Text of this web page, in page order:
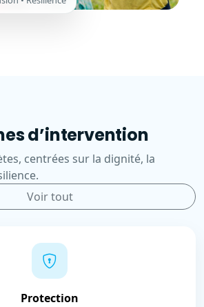
d’intervention
centrées sur la dignité, la
Voir tout
Protection